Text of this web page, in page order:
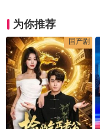
为你推荐
国产剧